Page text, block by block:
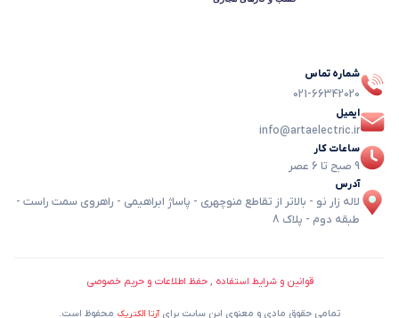
شماره تماس
021-66342020
ایمیل
info@artaelectric.ir
ساعات کار
9 صبح تا 6 عصر
آدرس
لاله زار نو - بالاتر از تقاطع منوچهری - پاساژ ابراهیمی - راهروی سمت راست -
طبقه دوم - پلاک 8
قوانین و شرایط استفاده , حفظ اطلاعات و حریم خصوصی
تمامی حقوق مادی و معنوی این سایت برای آرتا الکتریک محفوظ است.